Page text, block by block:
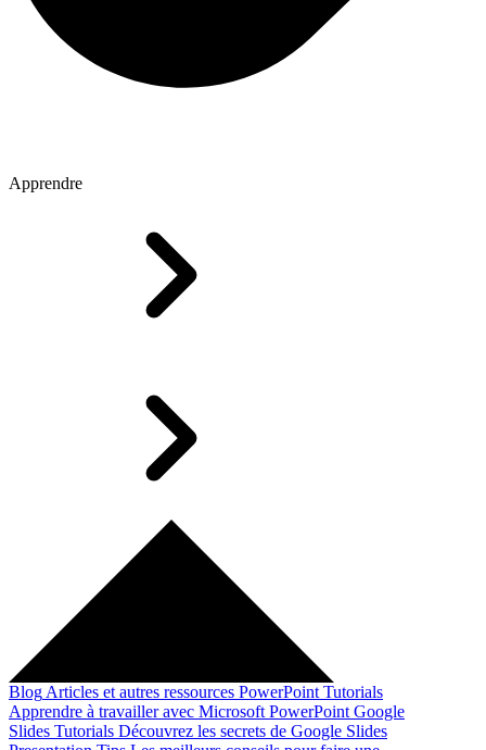
Apprendre
Blog Articles et autres ressources PowerPoint Tutorials
Apprendre à travailler avec Microsoft PowerPoint Google
Slides Tutorials Découvrez les secrets de Google Slides